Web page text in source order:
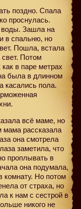
поздно. Спала
проснулась.
воды. Зашла на
в спальню, но
Пошла, встала
Потом
в паре метрах
была в длинном
касались пола.
всё маме, но
мама рассказала
она смотрела
заметила, что
проплывать в
она подумала,
комнату. Но потом
от страха, но
к нам с сестрой в
никого не